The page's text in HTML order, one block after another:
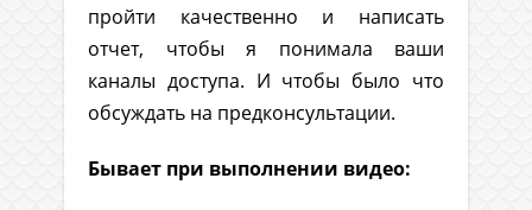
пройти качественно и написать
отчет, чтобы я понимала ваши
каналы доступа. И чтобы было что
обсуждать на предконсультации.
Бывает при выполнении видео: